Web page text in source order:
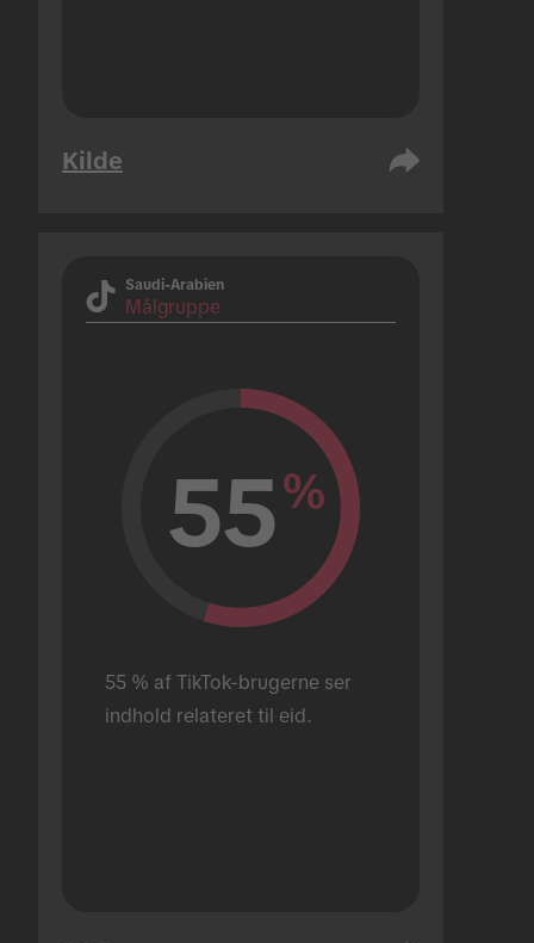
Kilde
Saudi-Arabien
Målgruppe
55%
55 % af TikTok-brugerne ser
indhold relateret til eid.